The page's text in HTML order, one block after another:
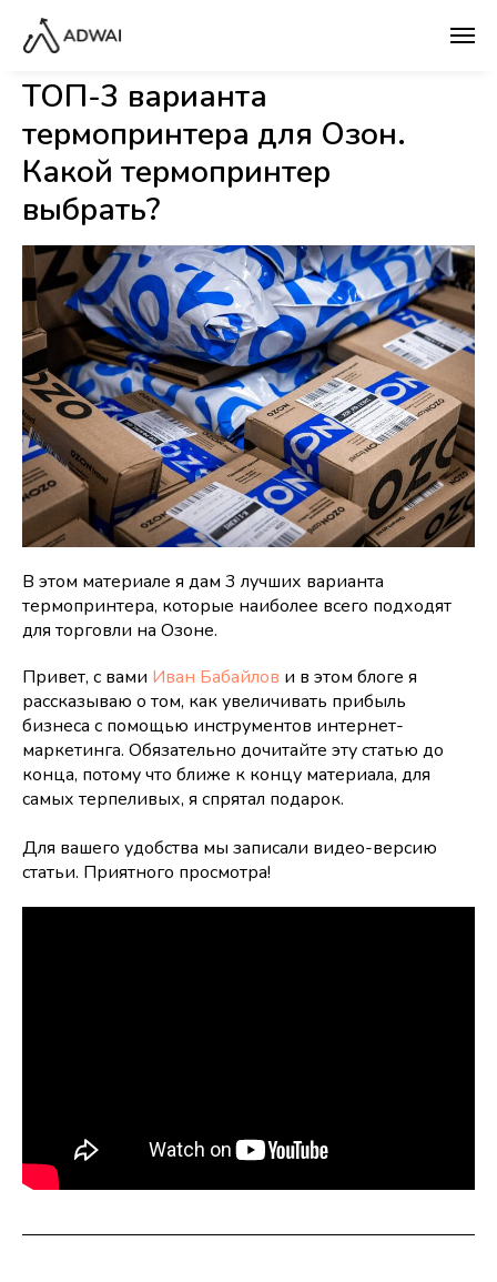
ТОП-3 варианта
термопринтера для Озон.
Какой термопринтер
выбрать?
В этом материале я дам 3 лучших варианта
термопринтера, которые наиболее всего подходят
для торговли на Озоне.
Привет, с вами Иван Бабайлов и в этом блоге я
рассказываю о том, как увеличивать прибыль
бизнеса с помощью инструментов интернет-
маркетинга. Обязательно дочитайте эту статью до
конца, потому что ближе к концу материала, для
самых терпеливых, я спрятал подарок.
Для вашего удобства мы записали видео-версию
статьи. Приятного просмотра!